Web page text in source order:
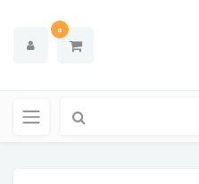
0